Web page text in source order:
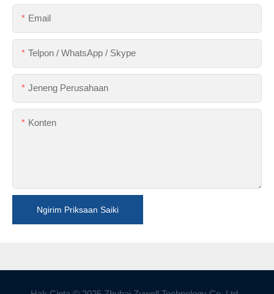
Email
Telpon / WhatsApp / Skype
Jeneng Perusahaan
Konten
Ngirim Priksaan Saiki